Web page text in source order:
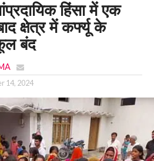
हिंसा में एक
क्षेत्र में कर्फ्यू के
बंद
14, 2024